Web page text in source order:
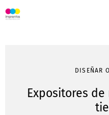
DISEÑAR
Expositores